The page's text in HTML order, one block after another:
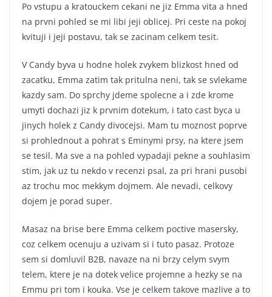
Po vstupu a kratouckem cekani ne jiz Emma vita a hned
na prvni pohled se mi libi jeji oblicej. Pri ceste na pokoj
kvituji i jeji postavu, tak se zacinam celkem tesit.
V Candy byva u hodne holek zvykem blizkost hned od
zacatku, Emma zatim tak pritulna neni, tak se svlekame
kazdy sam. Do sprchy jdeme spolecne a i zde krome
umyti dochazi jiz k prvnim dotekum, i tato cast byca u
jinych holek z Candy divocejsi. Mam tu moznost poprve
si prohlednout a pohrat s Eminymi prsy, na ktere jsem
se tesil. Ma sve a na pohled vypadaji pekne a souhlasim
stim, jak uz tu nekdo v recenzi psal, za pri hrani pusobi
az trochu moc mekkym dojmem. Ale nevadi, celkovy
dojem je porad super.
Masaz na brise bere Emma celkem poctive masersky,
coz celkem ocenuju a uzivam si i tuto pasaz. Protoze
sem si domluvil B2B, navaze na ni brzy celym svym
telem, ktere je na dotek velice projemne a hezky se na
Emmu pri tom i kouka. Vse je celkem takove mazlive a to